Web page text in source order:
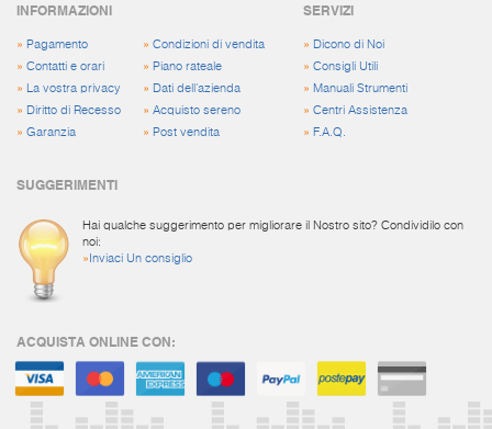
INFORMAZIONI
» Pagamento
» Contatti e orari
» La vostra privacy
» Diritto di Recesso
» Garanzia
» Condizioni di vendita
» Piano rateale
» Dati dell'azienda
» Acquisto sereno
» Post vendita
SERVIZI
» Dicono di Noi
»Consigli Utili
» Manuali Strumenti
»Centri Assistenza
» F.A.Q.
SUGGERIMENTI
Hai qualche suggerimento per migliorare il Nostro sito? Condividilo con
noi:
» Inviaci Un consiglio
ACQUISTA ONLINE CON: